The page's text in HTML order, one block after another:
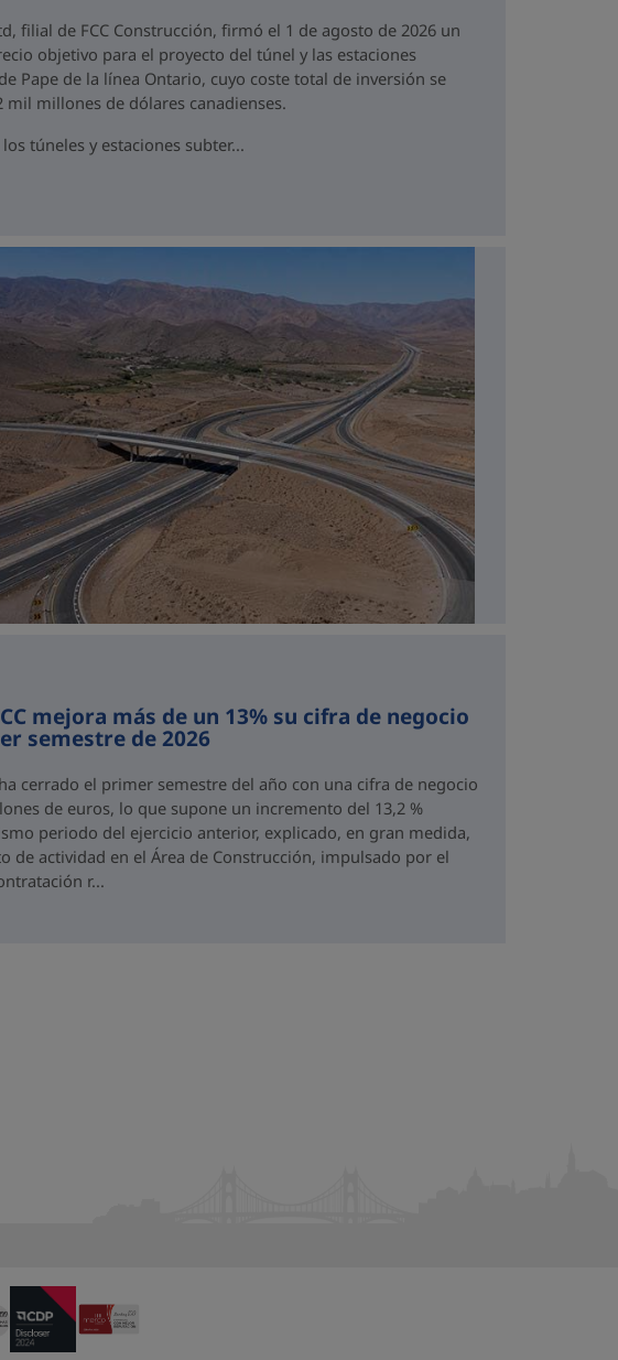
filial de FCC Construcción, firmó el 1 de agosto de 2026 un
objetivo para el proyecto del túnel y las estaciones
Pape de la línea Ontario, cuyo coste total de inversión se
mil millones de dólares canadienses.
túneles y estaciones subter...
mejora más de un 13% su cifra de negocio
semestre de 2026
cerrado el primer semestre del año con una cifra de negocio
de euros, lo que supone un incremento del 13,2 %
periodo del ejercicio anterior, explicado, en gran medida,
de actividad en el Área de Construcción, impulsado por el
r...